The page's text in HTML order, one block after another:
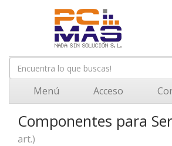
Menú Acceso
Componentes para
art.)